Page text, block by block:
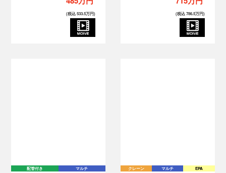
(税込 533.5万円) (税込 786.5万円)
配管付き マルチ クレーン マルチ EPA